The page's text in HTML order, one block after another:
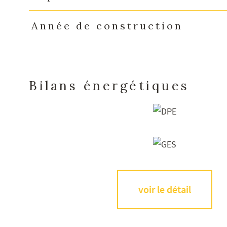
Année de construction
Bilans énergétiques
voir le détail